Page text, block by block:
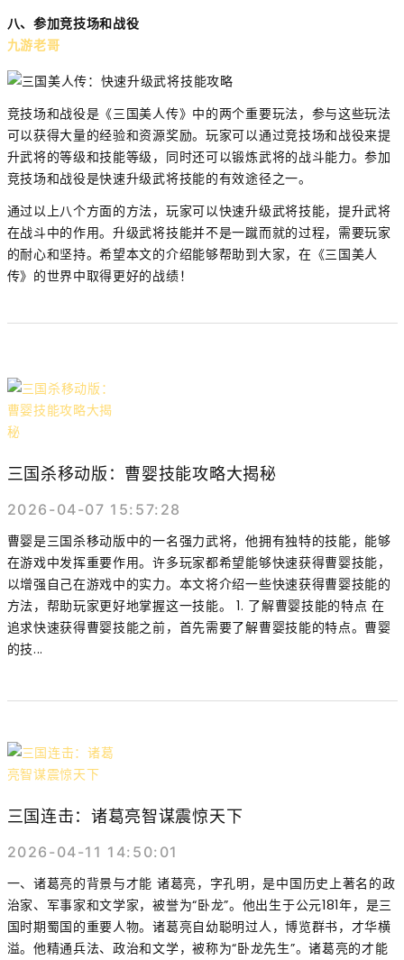
八、参加竞技场和战役
九游老哥
竞技场和战役是《三国美人传》中的两个重要玩法，参与这些玩法
可以获得大量的经验和资源奖励。玩家可以通过竞技场和战役来提
升武将的等级和技能等级，同时还可以锻炼武将的战斗能力。参加
竞技场和战役是快速升级武将技能的有效途径之一。
通过以上八个方面的方法，玩家可以快速升级武将技能，提升武将
在战斗中的作用。升级武将技能并不是一蹴而就的过程，需要玩家
的耐心和坚持。希望本文的介绍能够帮助到大家，在《三国美人
传》的世界中取得更好的战绩！
三国杀移动版：曹婴技能攻略大揭秘
2026-04-07 15:57:28
曹婴是三国杀移动版中的一名强力武将，他拥有独特的技能，能够
在游戏中发挥重要作用。许多玩家都希望能够快速获得曹婴技能，
以增强自己在游戏中的实力。本文将介绍一些快速获得曹婴技能的
方法，帮助玩家更好地掌握这一技能。 1. 了解曹婴技能的特点 在
追求快速获得曹婴技能之前，首先需要了解曹婴技能的特点。曹婴
的技...
三国连击：诸葛亮智谋震惊天下
2026-04-11 14:50:01
一、诸葛亮的背景与才能 诸葛亮，字孔明，是中国历史上著名的政
治家、军事家和文学家，被誉为“卧龙”。他出生于公元181年，是三
国时期蜀国的重要人物。诸葛亮自幼聪明过人，博览群书，才华横
溢。他精通兵法、政治和文学，被称为“卧龙先生”。诸葛亮的才能